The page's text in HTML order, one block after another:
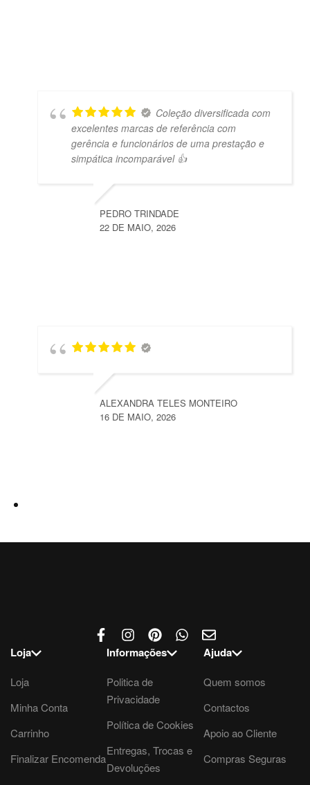
Coleção diversificada com
excelentes marcas de referência com
gerência e funcionários de uma prestação e
simpática incomparável 👍
PEDRO TRINDADE
22 DE MAIO, 2026
ALEXANDRA TELES MONTEIRO
16 DE MAIO, 2026
Loja
Loja
Minha Conta
Carrinho
Finalizar Encomenda
Informações
Politica de
Privacidade
Política de Cookies
Entregas, Trocas e
Devoluções
Ajuda
Quem somos
Contactos
Apoio ao Cliente
Compras Seguras